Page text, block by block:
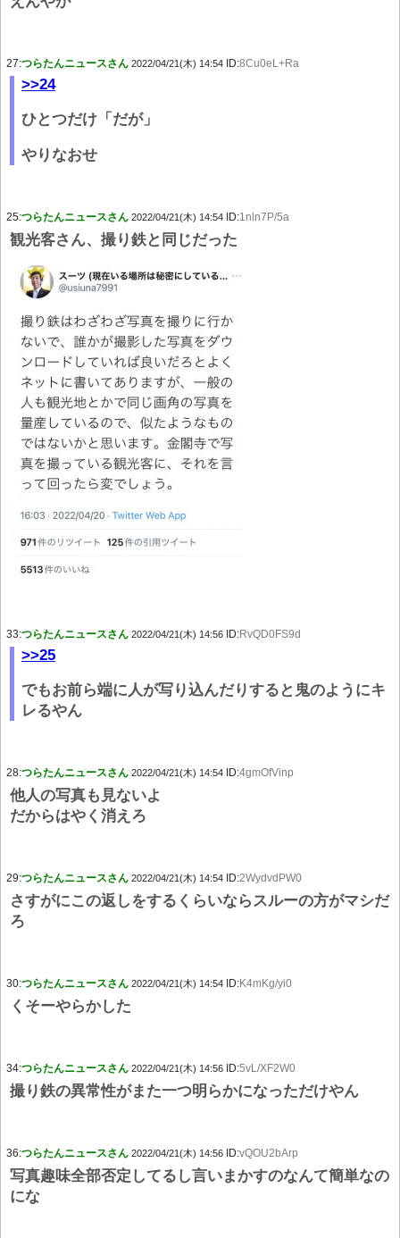
27:つらたんニュースさん 2022/04/21(木) 14:54 ID:8Cu0eL+Ra
>>24
ひとつだけ「だが」
やりなおせ
25:つらたんニュースさん 2022/04/21(木) 14:54 ID:1nln7P/5a
観光客さん、撮り鉄と同じだった
33:つらたんニュースさん 2022/04/21(木) 14:56 ID:RvQD0FS9d
>>25
でもお前ら端に人が写り込んだりすると鬼のようにキ
レるやん
28:つらたんニュースさん 2022/04/21(木) 14:54 ID:4gmOfVinp
他人の写真も見ないよ
だからはやく消えろ
29:つらたんニュースさん 2022/04/21(木) 14:54 ID:2WydvdPW0
さすがにこの返しをするくらいならスルーの方がマシだ
ろ
30:つらたんニュースさん 2022/04/21(木) 14:54 ID:K4mKg/yi0
くそーやらかした
34:つらたんニュースさん 2022/04/21(木) 14:56 ID:5vL/XF2W0
撮り鉄の異常性がまた一つ明らかになっただけやん
36:つらたんニュースさん 2022/04/21(木) 14:56 ID:vQOU2bArp
写真趣味全部否定してるし言いまかすのなんて簡単なの
にな